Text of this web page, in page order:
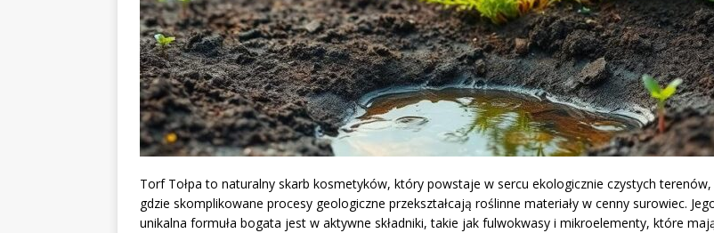
Torf Tołpa to naturalny skarb kosmetyków, który powstaje w sercu ekologicznie czystych terenów,
gdzie skomplikowane procesy geologiczne przekształcają roślinne materiały w cenny surowiec.
unikalna formuła bogata jest w aktywne składniki, takie jak fulwokwasy i mikroelementy, które